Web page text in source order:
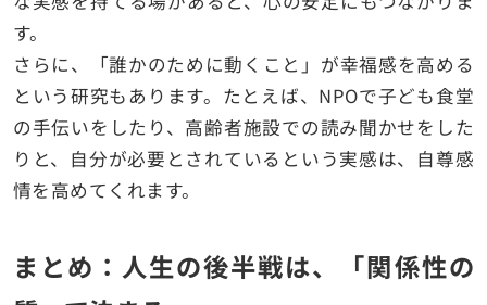
す。
さらに、「誰かのために動くこと」が幸福感を高める
という研究もあります。たとえば、NPOで子ども食堂
の手伝いをしたり、高齢者施設での読み聞かせをした
りと、自分が必要とされているという実感は、自尊感
情を高めてくれます。
まとめ：人生の後半戦は、「関係性の